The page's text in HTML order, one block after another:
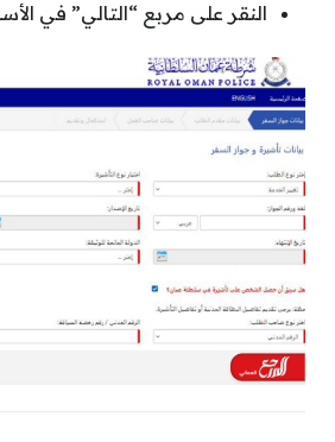
النقر على مربع “التالي” في